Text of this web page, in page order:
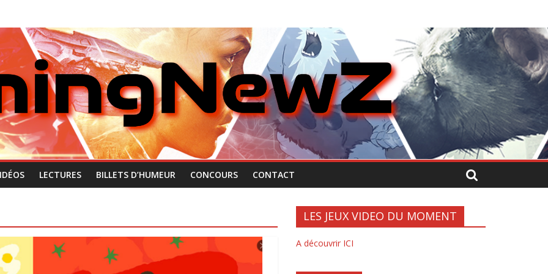
LECTURES BILLETS D’HUMEUR CONCOURS CONTACT
LES JEUX VIDEO DU MOMENT
A découvrir ICI